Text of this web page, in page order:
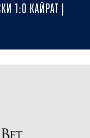
1:0 КАЙРАТ |